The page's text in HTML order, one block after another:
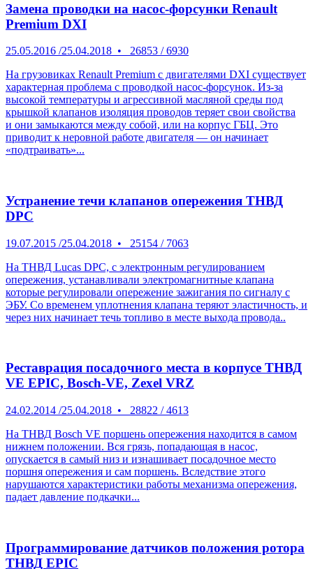
Замена проводки на насос-форсунки Renault
Premium DXI
25.05.2016 /25.04.2018 • 26853 /6930
На грузовиках Renault Premium с двигателями DXI существует
характерная проблема с проводкой насос-форсунок. Из-за
высокой температуры и агрессивной масляной среды под
крышкой клапанов изоляция проводов теряет свои свойства
и они замыкаются между собой, или на корпус ГБЦ. Это
приводит к неровной работе двигателя — он начинает
«подтраивать»...
Устранение течи клапанов опережения ТНВД
DPC
19.07.2015 /25.04.2018 • 25154 / 7063
На ТНВД Lucas DPC, с электронным регулированием
опережения, устанавливали электромагнитные клапана
которые регулировали опережение зажигания по сигналу с
ЭБУ. Со временем уплотнения клапана теряют эластичность, и
через них начинает течь топливо в месте выхода провода..
Реставрация посадочного места в корпусе ТНВД
VE EPIC, Bosch-VE, Zexel VRZ
24.02.2014 /25.04.2018 • 28822 /4613
На ТНВД Bosch VE поршень опережения находится в самом
нижнем положении. Вся грязь, попадающая в насос,
опускается в самый низ и изнашивает посадочное место
поршня опережения и сам поршень. Вследствие этого
нарушаются характеристики работы механизма опережения,
падает давление подкачки...
Программирование датчиков положения ротора
ТНВД EPIC